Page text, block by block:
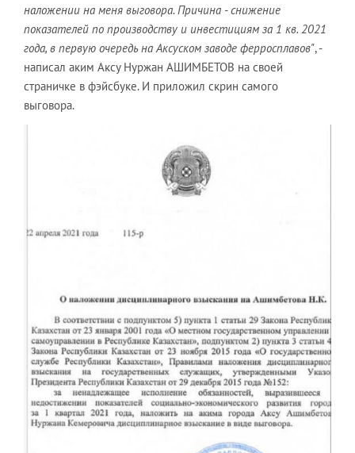
наложении на меня выговора. Причина - снижение
показателей по производству и инвестициям за 1 кв. 2021
года, в первую очередь на Аксуском заводе ферросплавов", -
написал аким Аксу Нуржан АШИМБЕТОВ на своей
страничке в фэйсбуке. И приложил скрин самого
выговора.